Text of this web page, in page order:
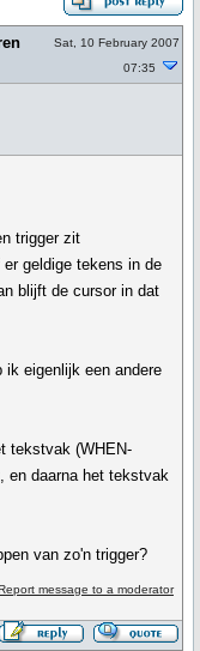
Sat, 10 February 2007
07:35
trigger zit
geldige tekens in de
blijft de cursor in dat
eigenlijk een andere
tekstvak (WHEN-
en daarna het tekstvak
van zo'n trigger?
message to a moderator